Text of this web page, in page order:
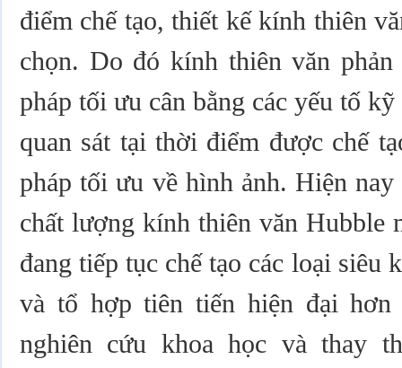
điểm chế tạo, thiết kế kính thiên
chọn. Do đó kính thiên văn
pháp tối ưu cân bằng các yếu tố
quan sát tại thời điểm được chế
pháp tối ưu về hình ảnh. Hiện
chất lượng kính thiên văn Hubble
đang tiếp tục chế tạo các loại siêu
và tổ hợp tiên tiến hiện đại hơn
nghiên cứu khoa học và thay